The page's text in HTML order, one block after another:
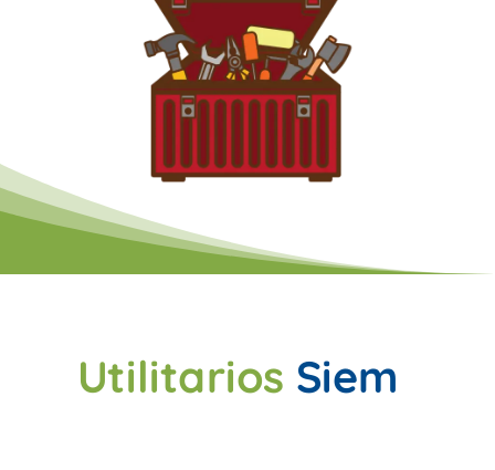
Utilitarios Siem